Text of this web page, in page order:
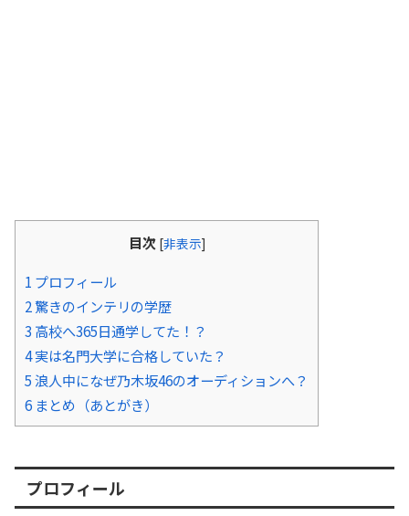
目次 [非表示]
1 プロフィール
2驚きのインテリの学歴
3 高校へ365日通学してた！？
4実は名門大学に合格していた？
5浪人中になぜ乃木坂46のオーディションへ？
6 まとめ（あとがき）
プロフィール